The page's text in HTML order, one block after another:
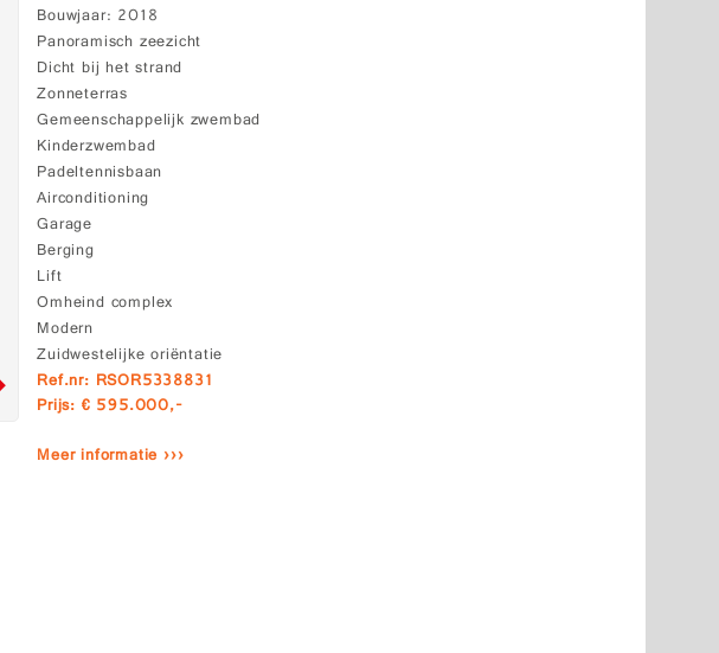
Bouwjaar 2018
Panoramisch zeezicht
Dicht bij het strand
Zonneterras
Gemeenschappelijk zwembad
Kinderzwembad
Padeltennisbaan
Airconditioning
Garage
Berging
Lift
Omheind complex
Modern
Zuidwestelijke oriëntatie
Ref.nr: RSOR5338831
Prijs: € 595.000,-
Meer informatie ›››